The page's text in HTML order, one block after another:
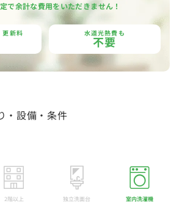
で余計な費用をいただきません！
更新料 水道光熱費も
不要
・設備・条件
2階以上 独立洗面台 室内洗濯機